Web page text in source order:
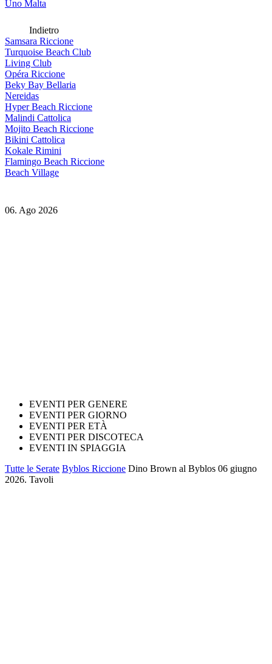
Uno Malta
Indietro
Samsara Riccione
Turquoise Beach Club
Living Club
Opéra Riccione
Beky Bay Bellaria
Nereidas
Hyper Beach Riccione
Malindi Cattolica
Mojito Beach Riccione
Bikini Cattolica
Kokale Rimini
Flamingo Beach Riccione
Beach Village
06. Ago 2026
EVENTI PER GENERE
EVENTI PER GIORNO
EVENTI PER ETÀ
EVENTI PER DISCOTECA
EVENTI IN SPIAGGIA
Tutte le Serate Byblos Riccione Dino Brown al Byblos 06 giugno
2026. Tavoli